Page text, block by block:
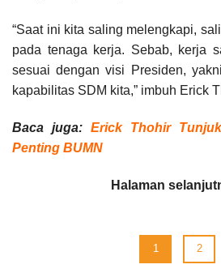
“Saat ini kita saling melengkapi,
pada tenaga kerja. Sebab, kerja
sesuai dengan visi Presiden,
kapabilitas SDM kita,” imbuh Erick
Baca juga: Erick Thohir
Penting BUMN
Halaman
1 2